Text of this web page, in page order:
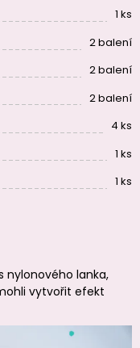
1 ks
2 balení
2 balení
2 balení
4 ks
1 ks
1 ks
nylonového lanka,
vytvořit efekt